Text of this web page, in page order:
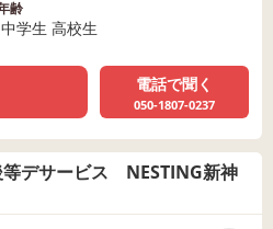
齢
学生 高校生
電話で聞く
050-1807-0237
等デサービス NESTING新神